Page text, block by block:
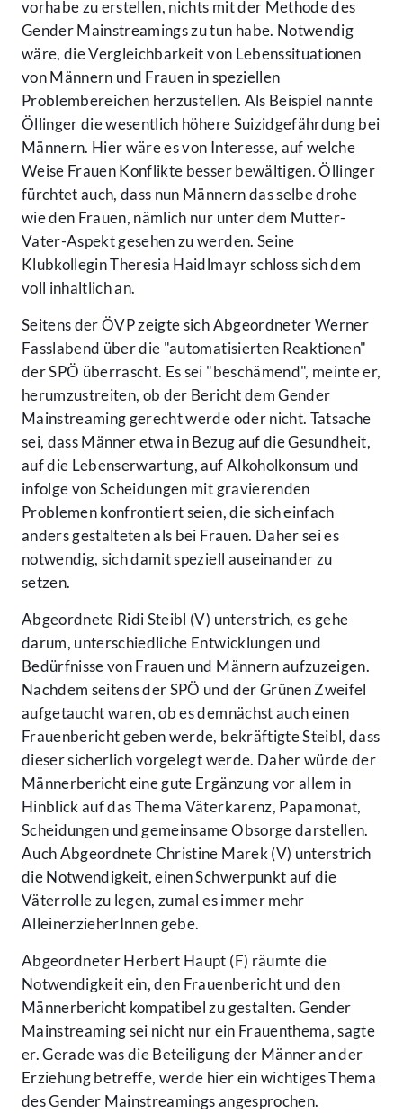
vorhabe zu erstellen, nichts mit der Methode des
Gender Mainstreamings zu tun habe. Notwendig
wäre, die Vergleichbarkeit von Lebenssituationen
von Männern und Frauen in speziellen
Problembereichen herzustellen. Als Beispiel nannte
Öllinger die wesentlich höhere Suizidgefährdung bei
Männern. Hier wäre es von Interesse, auf welche
Weise Frauen Konflikte besser bewältigen. Öllinger
fürchtet auch, dass nun Männern das selbe drohe
wie den Frauen, nämlich nur unter dem Mutter-
Vater-Aspekt gesehen zu werden. Seine
Klubkollegin Theresia Haidlmayr schloss sich dem
voll inhaltlich an.
Seitens der ÖVP zeigte sich Abgeordneter Werner
Fasslabend über die "automatisierten Reaktionen"
der SPÖ überrascht. Es sei "beschämend", meinte er,
herumzustreiten, ob der Bericht dem Gender
Mainstreaming gerecht werde oder nicht. Tatsache
sei, dass Männer etwa in Bezug auf die Gesundheit,
auf die Lebenserwartung, auf Alkoholkonsum und
infolge von Scheidungen mit gravierenden
Problemen konfrontiert seien, die sich einfach
anders gestalteten als bei Frauen. Daher sei es
notwendig, sich damit speziell auseinander zu
setzen.
Abgeordnete Ridi Steibl (V) unterstrich, es gehe
darum, unterschiedliche Entwicklungen und
Bedürfnisse von Frauen und Männern aufzuzeigen.
Nachdem seitens der SPÖ und der Grünen Zweifel
aufgetaucht waren, ob es demnächst auch einen
Frauenbericht geben werde, bekräftigte Steibl, dass
dieser sicherlich vorgelegt werde. Daher würde der
Männerbericht eine gute Ergänzung vor allem in
Hinblick auf das Thema Väterkarenz, Papamonat,
Scheidungen und gemeinsame Obsorge darstellen.
Auch Abgeordnete Christine Marek (V) unterstrich
die Notwendigkeit, einen Schwerpunkt auf die
Väterrolle zu legen, zumal es immer mehr
AlleinerzieherInnen gebe.
Abgeordneter Herbert Haupt (F) räumte die
Notwendigkeit ein, den Frauenbericht und den
Männerbericht kompatibel zu gestalten. Gender
Mainstreaming sei nicht nur ein Frauenthema, sagte
er. Gerade was die Beteiligung der Männer an der
Erziehung betreffe, werde hier ein wichtiges Thema
des Gender Mainstreamings angesprochen.